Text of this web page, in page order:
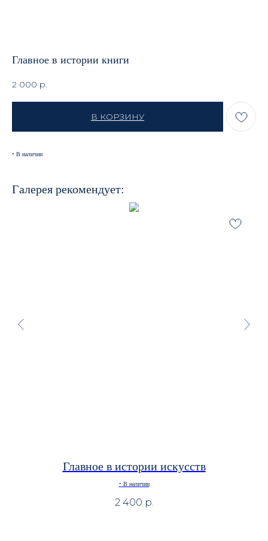
Главное в истории книги
2 000 р.
В КОРЗИНУ
• В наличии
Галерея рекомендует:
Главное в истории искусств
• В наличии
2 400 р.